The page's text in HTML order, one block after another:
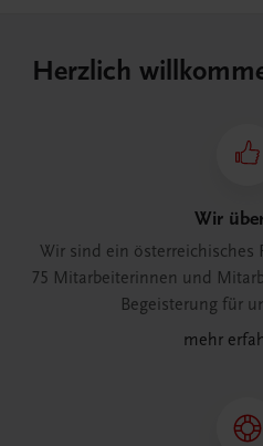
Herzlich
Wir
Wir sind ein
75 Mitarbeiterinnen und
Begeisterung für
mehr